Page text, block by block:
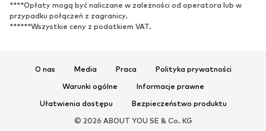
****Opłaty mogą być naliczane w zależności od operatora lub w
przypadku połączeń z zagranicy.
******Wszystkie ceny z podatkiem VAT.
O nas Media Praca
Polityka prywatności
Warunki ogólne
Informacje prawne
Ułatwienia dostępu
Bezpieczeństwo produktu
© 2026 ABOUT YOU SE & Co. KG